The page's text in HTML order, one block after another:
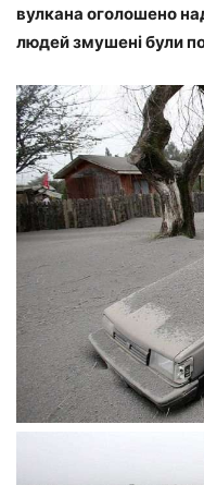
вулкана оголошено
людей змушені були